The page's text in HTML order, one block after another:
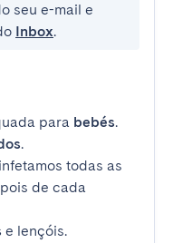
seu e-mail e
Inbox.
para bebés.
.
todas as
de cada
e lençóis.